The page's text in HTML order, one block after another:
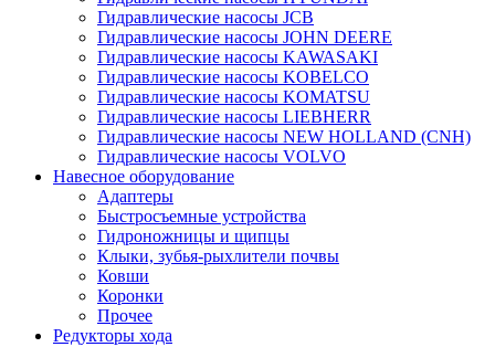
Гидравлические насосы JCB
Гидравлические насосы JOHN DEERE
Гидравлические насосы KAWASAKI
Гидравлические насосы KOBELCO
Гидравлические насосы KOMATSU
Гидравлические насосы LIEBHERR
Гидравлические насосы NEW HOLLAND (CNH)
Гидравлические насосы VOLVO
Навесное оборудование
Адаптеры
Быстросъемные устройства
Гидроножницы и щипцы
Клыки, зубья-рыхлители почвы
Ковши
Коронки
Прочее
Редукторы хода